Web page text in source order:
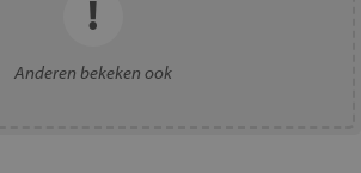
Anderen bekeken ook